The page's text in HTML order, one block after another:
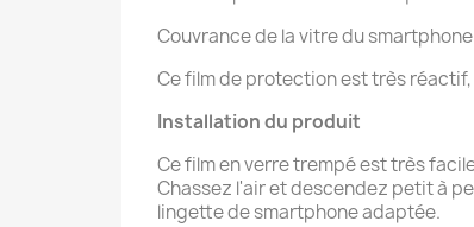
Couvrance de la vitre du
Ce film de protection est très
Installation du produit
Ce film en verre trempé est très
Chassez l'air et descendez petit à
lingette de smartphone adaptée.